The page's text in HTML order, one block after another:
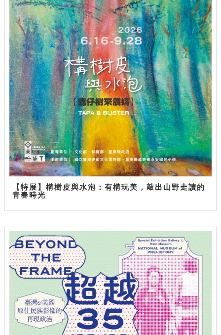
【特展】構樹皮與水泡：有構玩美，敲出山野走讀的
青春時光